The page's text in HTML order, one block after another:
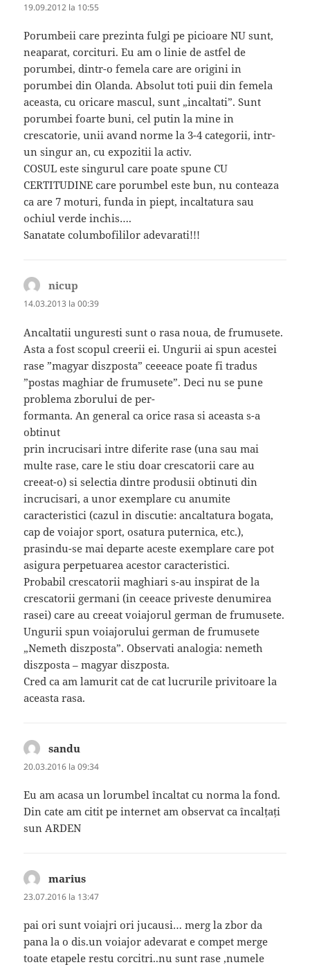
19.09.2012 la 10:55
Porumbeii care prezinta fulgi pe picioare NU sunt,
neaparat, corcituri. Eu am o linie de astfel de
porumbei, dintr-o femela care are origini in
porumbei din Olanda. Absolut toti puii din femela
aceasta, cu oricare mascul, sunt „incaltati”. Sunt
porumbei foarte buni, cel putin la mine in
crescatorie, unii avand norme la 3-4 categorii, intr-
un singur an, cu expozitii la activ.
COSUL este singurul care poate spune CU
CERTITUDINE care porumbel este bun, nu conteaza
ca are 7 moturi, funda in piept, incaltatura sau
ochiul verde inchis….
Sanatate columbofililor adevarati!!!
nicup
14.03.2013 la 00:39
Ancaltatii unguresti sunt o rasa noua, de frumusete.
Asta a fost scopul creerii ei. Ungurii ai spun acestei
rase ”magyar diszposta” ceeeace poate fi tradus
”postas maghiar de frumusete”. Deci nu se pune
problema zborului de per-
formanta. An general ca orice rasa si aceasta s-a
obtinut
prin incrucisari intre diferite rase (una sau mai
multe rase, care le stiu doar crescatorii care au
creeat-o) si selectia dintre produsii obtinuti din
incrucisari, a unor exemplare cu anumite
caracteristici (cazul in discutie: ancaltatura bogata,
cap de voiajor sport, osatura puternica, etc.),
prasindu-se mai departe aceste exemplare care pot
asigura perpetuarea acestor caracteristici.
Probabil crescatorii maghiari s-au inspirat de la
crescatorii germani (in ceeace priveste denumirea
rasei) care au creeat voiajorul german de frumusete.
Ungurii spun voiajorului german de frumusete
„Nemeth diszposta”. Observati analogia: nemeth
diszposta – magyar diszposta.
Cred ca am lamurit cat de cat lucrurile privitoare la
aceasta rasa.
sandu
20.03.2016 la 09:34
Eu am acasa un lorumbel încaltat cu norma la fond.
Din cate am citit pe internet am observat ca încalțați
sun ARDEN
marius
23.07.2016 la 13:47
pai ori sunt voiajri ori jucausi… merg la zbor da
pana la o dis.un voiajor adevarat e compet merge
toate etapele restu corcitri..nu sunt rase ,numele